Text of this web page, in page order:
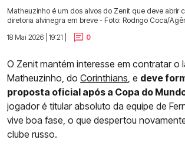
Matheuzinho é um dos alvos do Zenit que deve abrir
diretoria alvinegra em breve - Foto: Rodrigo Coca/
18 Mai 2026 | 19:21 |
0
O Zenit mantém interesse em contratar o
Matheuzinho, do Corinthians, e deve
proposta oficial após a Copa do
jogador é titular absoluto da equipe de
vive boa fase, o que despertou
clube russo.